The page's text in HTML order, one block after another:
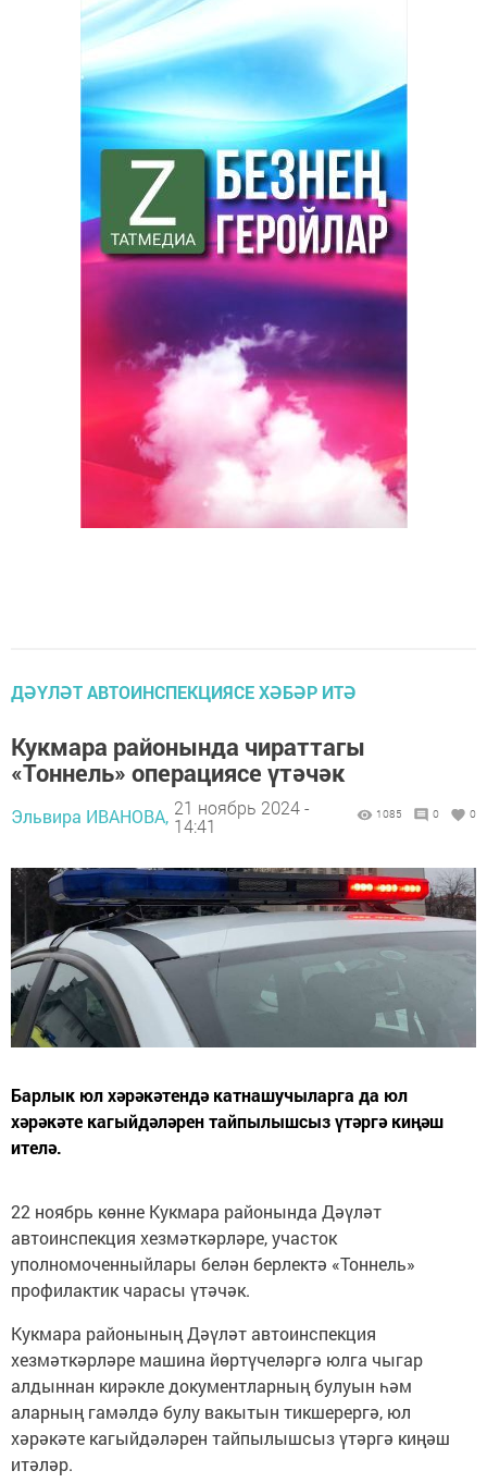
ДӘҮЛӘТ АВТОИНСПЕКЦИЯСЕ ХӘБӘР ИТӘ
Кукмара районында чираттагы
«Тоннель» операциясе үтәчәк
Эльвира ИВАНОВА, 21 ноябрь 2024 -
14:41
1085 0 0
Барлык юл хәрәкәтендә катнашучыларга да юл
хәрәкәте кагыйдәләрен тайпылышсыз үтәргә киңәш
ителә.
22 ноябрь көнне Кукмара районында Дәүләт
автоинспекция хезмәткәрләре, участок
уполномоченныйлары белән берлектә «Тоннель»
профилактик чарасы үтәчәк.
Кукмара районының Дәүләт автоинспекция
хезмәткәрләре машина йөртүчеләргә юлга чыгар
алдыннан кирәкле документларның булуын һәм
аларның гамәлдә булу вакытын тикшерергә, юл
хәрәкәте кагыйдәләрен тайпылышсыз үтәргә киңәш
итәләр.